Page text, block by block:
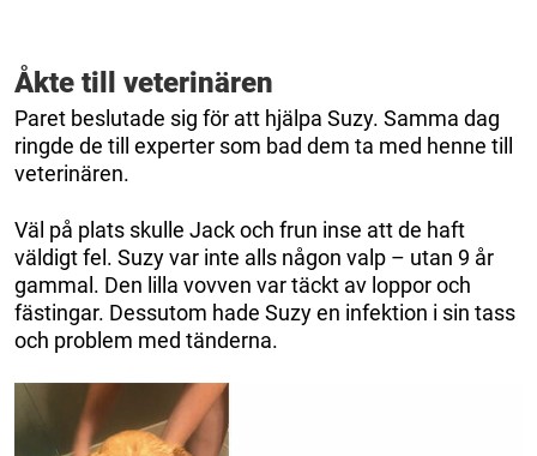
Åkte till veterinären
Paret beslutade sig för att hjälpa Suzy. Samma dag
ringde de till experter som bad dem ta med henne till
veterinären.
Väl på plats skulle Jack och frun inse att de haft
väldigt fel. Suzy var inte alls någon valp – utan 9 år
gammal. Den lilla vovven var täckt av loppor och
fästingar. Dessutom hade Suzy en infektion i sin tass
och problem med tänderna.